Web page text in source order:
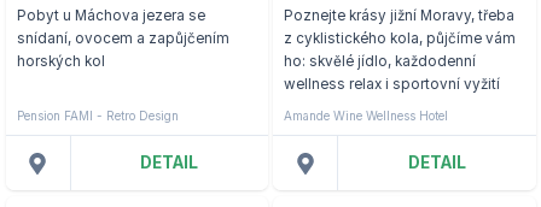
Pobyt u Máchova jezera se
snídaní, ovocem a zapůjčením
horských kol
Pension FAMI - Retro Design
DETAIL
Poznejte krásy jižní Moravy, třeba
z cyklistického kola, půjčíme vám
ho: skvělé jídlo, každodenní
wellness relax i sportovní vyžití
Amande Wine Wellness Hotel
DETAIL